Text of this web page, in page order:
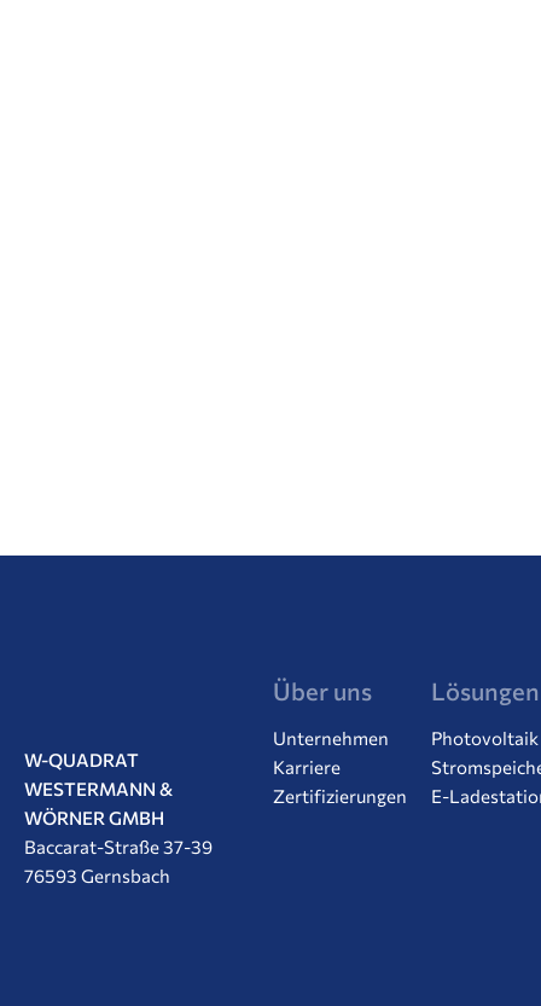
W-QUADRAT
WESTERMANN &
WÖRNER GMBH
Baccarat-Straße 37-39
76593 Gernsbach
Über uns
Unternehmen
Karriere
Zertifizierungen
Lösungen
Photovoltaik
E-